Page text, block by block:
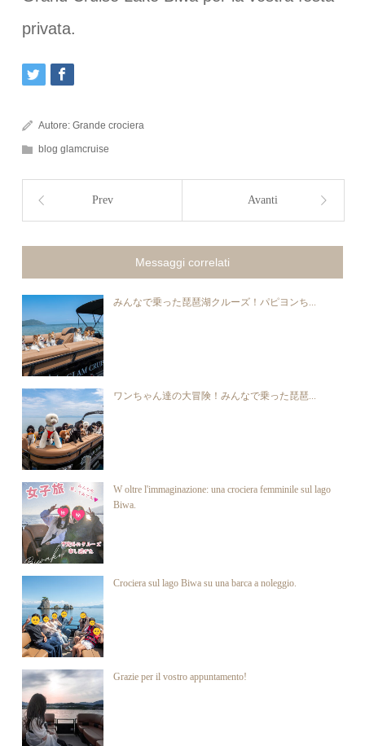
privata.
Autore:Grande crociera
blog glamcruise
Prev Avanti
Messaggi correlati
みんなで乗った琵琶湖クルーズ！パピヨンち...
ワンちゃん達の大冒険！みんなで乗った琵琶...
W oltre l'immaginazione: una crociera femminile sul lago
Biwa.
Crociera sul lago Biwa su una barca a noleggio.
Grazie per il vostro appuntamento!